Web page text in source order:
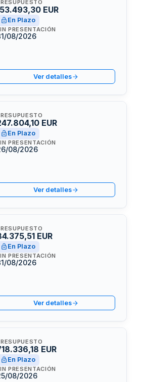
EUR
En Plazo
PRESENTACIÓN
08/2026
Ver detalles
EUR
En Plazo
PRESENTACIÓN
08/2026
Ver detalles
EUR
En Plazo
PRESENTACIÓN
08/2026
Ver detalles
EUR
En Plazo
PRESENTACIÓN
08/2026